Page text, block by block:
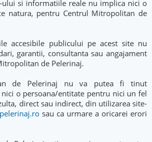
si informatiile reale nu implica nici o
natura, pentru Centrul Mitropolitan de
accesibile publicului pe acest site nu
garantii, consultanta sau angajament
de Pelerinaj.
de Pelerinaj nu va putea fi tinut
o persoana/entitate pentru nici un fel
direct sau indirect, din utilizarea site-
sau ca urmare a oricarei erori